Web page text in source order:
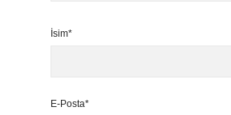
İsim*
E-Posta*